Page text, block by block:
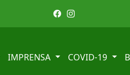
IMPRENSA COVID-19